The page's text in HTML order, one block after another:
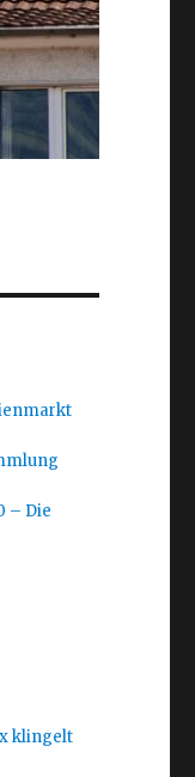
– Die
klingelt